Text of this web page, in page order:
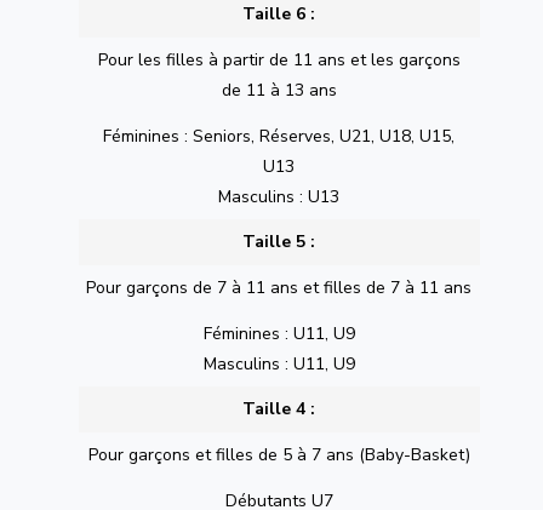
Taille 6 :
Pour les filles à partir de 11 ans et les garçons
de 11 à 13 ans
Féminines : Seniors, Réserves, U21, U18, U15,
U13
Masculins : U13
Taille 5 :
Pour garçons de 7 à 11 ans et filles de 7 à 11 ans
Féminines : U11, U9
Masculins : U11, U9
Taille 4 :
Pour garçons et filles de 5 à 7 ans (Baby-Basket)
Débutants U7